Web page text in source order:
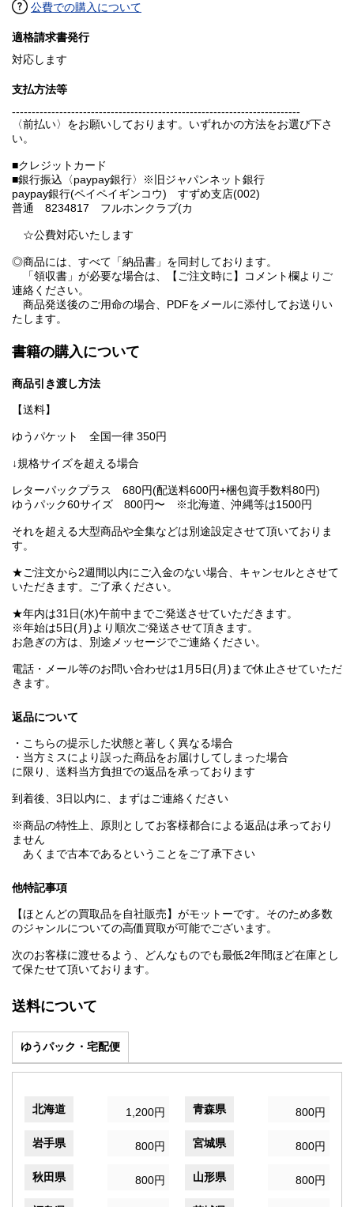
公費での購入について
適格請求書発行
対応します
支払方法等
-------------------------------------------------------------------------
〈前払い〉をお願いしております。いずれかの方法をお選び下さ
い。
■クレジットカード
■銀行振込〈paypay銀行〉※旧ジャパンネット銀行
paypay銀行(ペイペイギンコウ) すずめ支店(002)
普通 8234817 フルホンクラブ(カ
☆公費対応いたします
◎商品には、すべて「納品書」を同封しております。
「領収書」が必要な場合は、【ご注文時に】コメント欄よりご
連絡ください。
商品発送後のご用命の場合、PDFをメールに添付してお送りい
たします。
書籍の購入について
商品引き渡し方法
【送料】
ゆうパケット 全国一律 350円
↓規格サイズを超える場合
レターパックプラス 680円(配送料600円+梱包資手数料80円)
ゆうパック60サイズ 800円〜 ※北海道、沖縄等は1500円
それを超える大型商品や全集などは別途設定させて頂いておりま
す。
★ご注文から2週間以内にご入金のない場合、キャンセルとさせて
いただきます。ご了承ください。
★年内は31日(水)午前中までご発送させていただきます。
※年始は5日(月)より順次ご発送させて頂きます。
お急ぎの方は、別途メッセージでご連絡ください。
電話・メール等のお問い合わせは1月5日(月)まで休止させていただ
きます。
返品について
・こちらの提示した状態と著しく異なる場合
・当方ミスにより誤った商品をお届けしてしまった場合
に限り、送料当方負担での返品を承っております
到着後、3日以内に、まずはご連絡ください
※商品の特性上、原則としてお客様都合による返品は承っており
ません
あくまで古本であるということをご了承下さい
他特記事項
【ほとんどの買取品を自社販売】がモットーです。そのため多数
のジャンルについての高価買取が可能でございます。
次のお客様に渡せるよう、どんなものでも最低2年間ほど在庫とし
て保たせて頂いております。
送料について
ゆうパック・宅配便
北海道 1,200円 青森県 800円
岩手県 800円 宮城県 800円
秋田県 800円 山形県 800円